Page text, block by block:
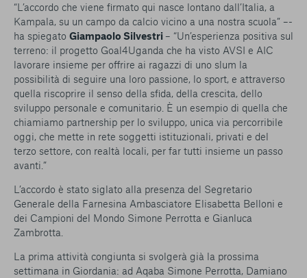
“L’accordo che viene firmato qui nasce lontano dall’Italia, a
Kampala, su un campo da calcio vicino a una nostra scuola” –-
ha spiegato Giampaolo Silvestri – “Un’esperienza positiva sul
terreno: il progetto Goal4Uganda che ha visto AVSI e AIC
lavorare insieme per offrire ai ragazzi di uno slum la
possibilità di seguire una loro passione, lo sport, e attraverso
quella riscoprire il senso della sfida, della crescita, dello
sviluppo personale e comunitario. È un esempio di quella che
chiamiamo partnership per lo sviluppo, unica via percorribile
oggi, che mette in rete soggetti istituzionali, privati e del
terzo settore, con realtà locali, per far tutti insieme un passo
avanti.”
L’accordo è stato siglato alla presenza del Segretario
Generale della Farnesina Ambasciatore Elisabetta Belloni e
dei Campioni del Mondo Simone Perrotta e Gianluca
Zambrotta.
La prima attività congiunta si svolgerà già la prossima
settimana in Giordania: ad Aqaba Simone Perrotta, Damiano